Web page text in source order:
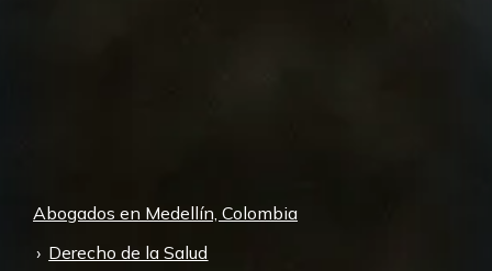
Abogados en Medellín, Colombia
Derecho de la Salud